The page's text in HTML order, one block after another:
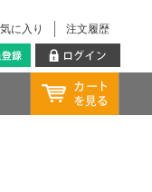
注文履歴
に入り